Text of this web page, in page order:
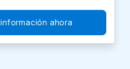
Solicitar información ahora